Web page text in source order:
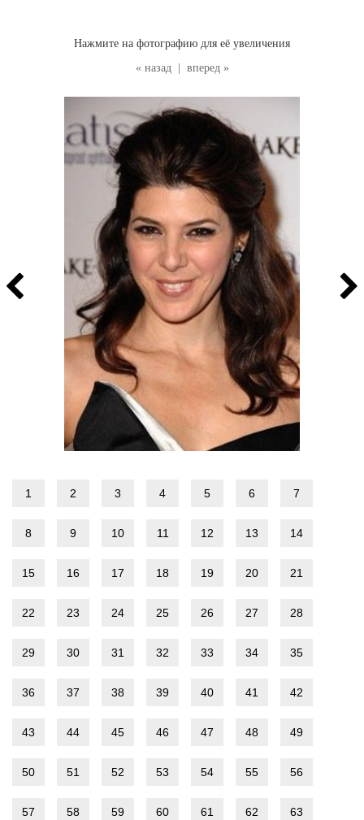
« назад вперед »
Нажмите на фотографию для её увеличения
1 2 3 4 5 6 7
8 9 10 11 12 13 14
15 16 17 18 19 20 21
22 23 24 25 26 27 28
29 30 31 32 33 34 35
36 37 38 39 40 41 42
43 44 45 46 47 48 49
50 51 52 53 54 55 56
57 58 59 60 61 62 63